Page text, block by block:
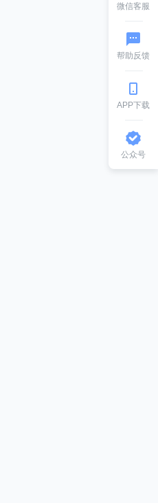
微信客服
帮助反馈
APP下载
公众号